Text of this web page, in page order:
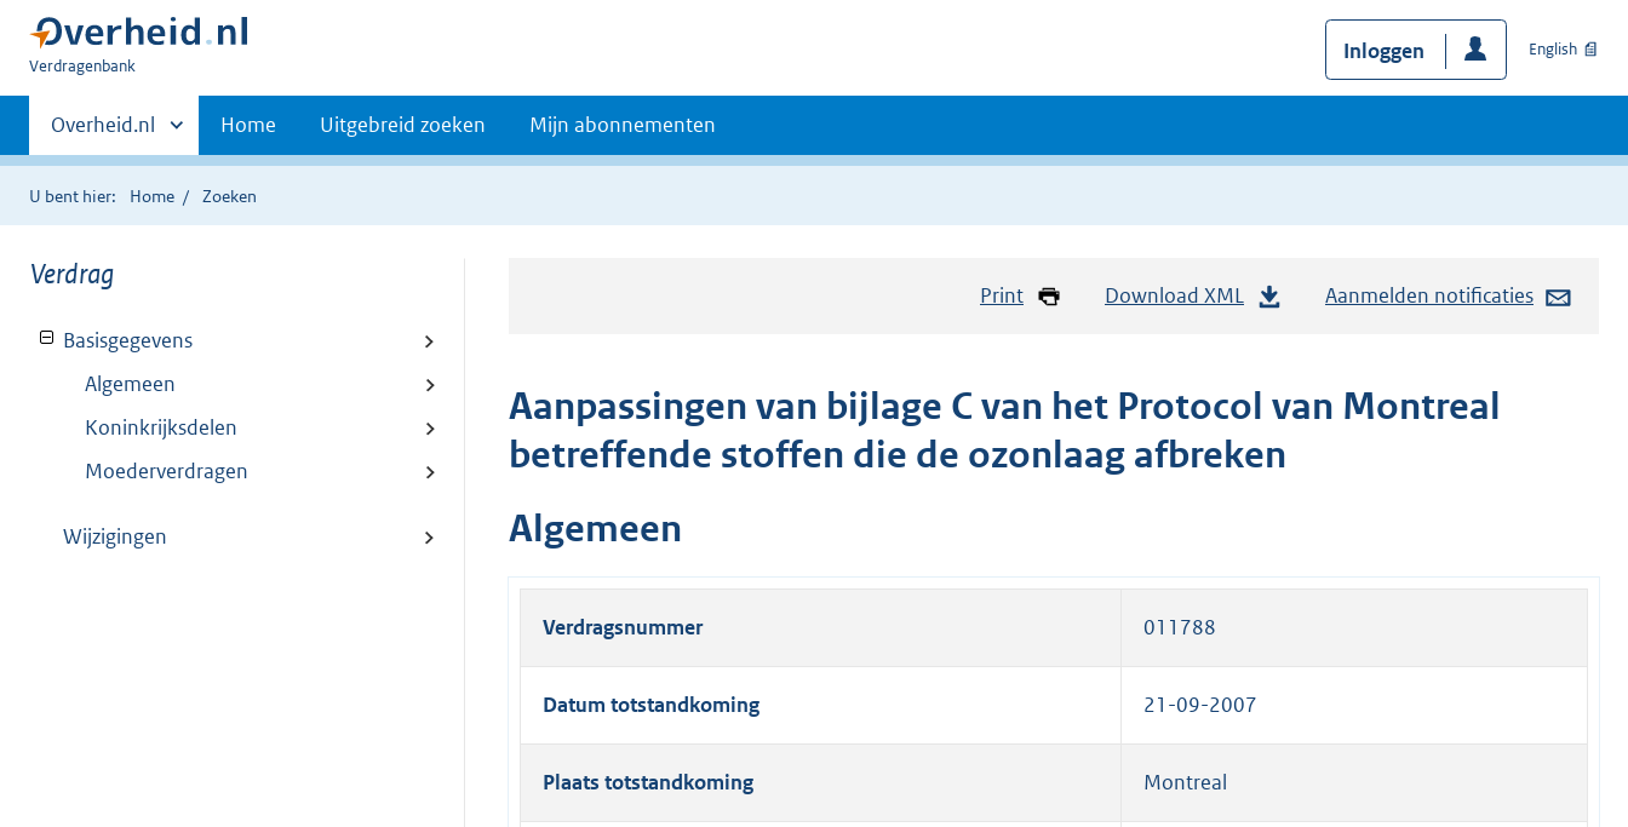
U
hier:
Verdragenbank
Inloggen English
Primaire
navigatie
Andere
sites
binnen
Overheid.nl Home Uitgebreid zoeken Mijn abonnementen
U bent hier: Home Zoeken
Verdrag
Basisgegevens
Algemeen
Koninkrijksdelen
Moederverdragen
Wijzigingen
Print Download XML Aanmelden notificaties
Aanpassingen van bijlage C van het Protocol van Montreal
betreffende stoffen die de ozonlaag afbreken
Algemeen
Verdragsnummer 011788
Datum totstandkoming 21-09-2007
Plaats totstandkoming Montreal